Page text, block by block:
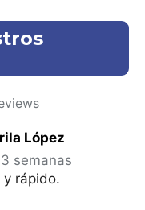
López
semanas
rápido.